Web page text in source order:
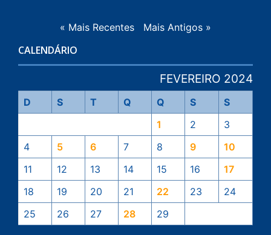
« Mais Recentes Mais Antigos »
CALENDÁRIO
FEVEREIRO 2024
D S T Q Q S
S
1
2
3
4
5 6 7 8 9
10
11
12 13 14 15 16
17
18
19 20 21 22 23
24
25
26 27 28 29